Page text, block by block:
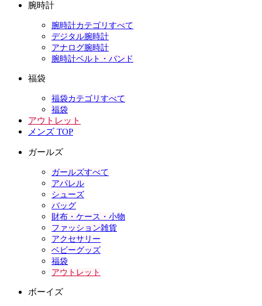
腕時計
腕時計カテゴリすべて
デジタル腕時計
アナログ腕時計
腕時計ベルト・バンド
福袋
福袋カテゴリすべて
福袋
アウトレット
メンズ TOP
ガールズ
ガールズすべて
アパレル
シューズ
バッグ
財布・ケース・小物
ファッション雑貨
アクセサリー
ベビーグッズ
福袋
アウトレット
ボーイズ